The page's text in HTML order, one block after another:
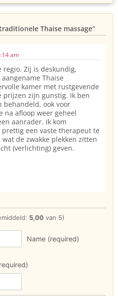
Thaise massage”
am
Zij is deskundig,
Thaise
kamer met rustgevende
prijzen zijn gunstig. Ik ben
behandeld, ook voor
na afloop weer geheel
aanrader. Ik kom
een vaste therapeut te
de zwakke plekken zitten
(verlichting) geven.
5,00 van 5)
Name (required)